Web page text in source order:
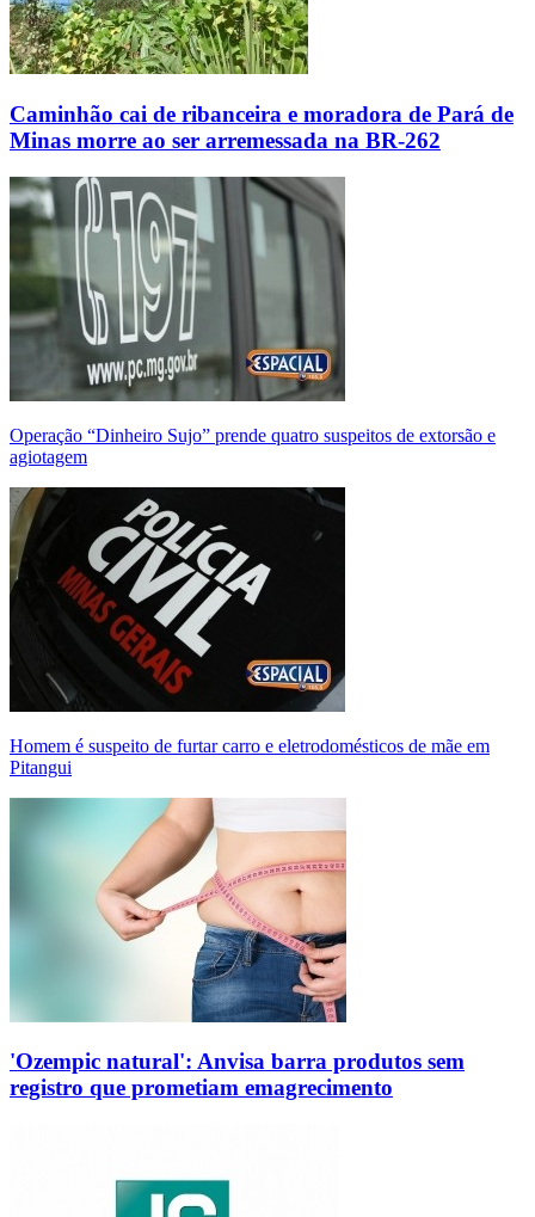
Caminhão cai de ribanceira e moradora de Pará de
Minas morre ao ser arremessada na BR-262
Operação “Dinheiro Sujo” prende quatro suspeitos de extorsão e
agiotagem
Homem é suspeito de furtar carro e eletrodomésticos de mãe em
Pitangui
'Ozempic natural': Anvisa barra produtos sem
registro que prometiam emagrecimento